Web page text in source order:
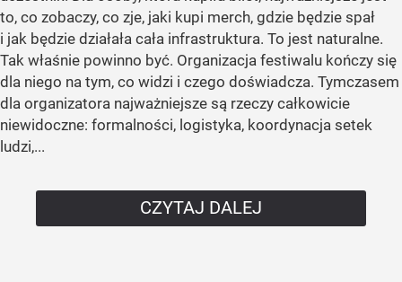
to, co zobaczy, co zje, jaki kupi merch, gdzie będzie spał
i jak będzie działała cała infrastruktura. To jest naturalne.
Tak właśnie powinno być. Organizacja festiwalu kończy się
dla niego na tym, co widzi i czego doświadcza. Tymczasem
dla organizatora najważniejsze są rzeczy całkowicie
niewidoczne: formalności, logistyka, koordynacja setek
ludzi,...
CZYTAJ DALEJ